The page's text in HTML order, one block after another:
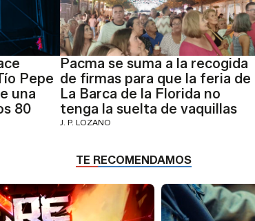
Pepe
una
80
Pacma se suma a la recogida
de firmas para que la feria de
La Barca de la Florida no
tenga la suelta de vaquillas
J. P. LOZANO